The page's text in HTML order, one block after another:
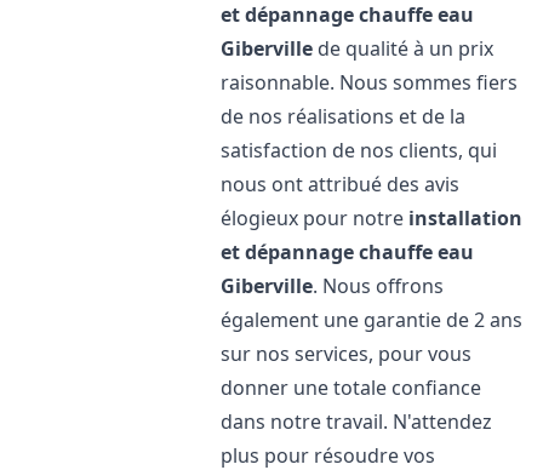
et dépannage chauffe eau
Giberville de qualité à un prix
raisonnable. Nous sommes fiers
de nos réalisations et de la
satisfaction de nos clients, qui
nous ont attribué des avis
élogieux pour notre installation
et dépannage chauffe eau
Giberville. Nous offrons
également une garantie de 2 ans
sur nos services, pour vous
donner une totale confiance
dans notre travail. N'attendez
plus pour résoudre vos